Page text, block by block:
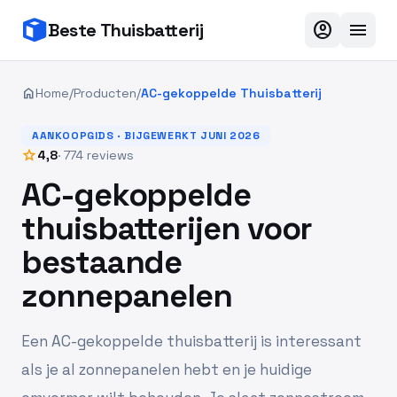
Beste Thuisbatterij account_circle menu
homeHome/Producten/AC-gekoppelde Thuisbatterij
AANKOOPGIDS · BIJGEWERKT JUNI 2026
star4,8· 774 reviews
AC-gekoppelde
thuisbatterijen voor
bestaande
zonnepanelen
Een AC-gekoppelde thuisbatterij is interessant
als je al zonnepanelen hebt en je huidige